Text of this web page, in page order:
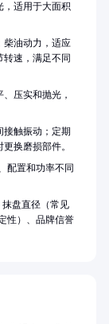
，适用于大面积
柴油动力，适应
速，满足不同
压实和抛光，
接触振动；定期
换磨损部件。
配置和功率不同
抹盘直径（常见
性）、品牌信誉